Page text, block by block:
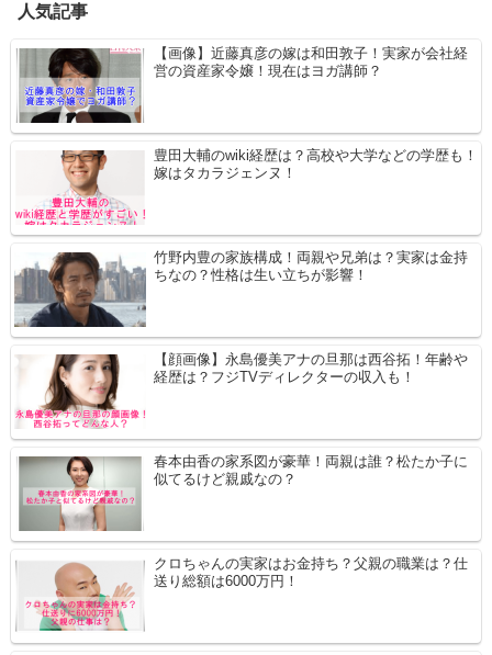
人気記事
【画像】近藤真彦の嫁は和田敦子！実家が会社経
営の資産家令嬢！現在はヨガ講師？
豊田大輔のwiki経歴は？高校や大学などの学歴も！
嫁はタカラジェンヌ！
竹野内豊の家族構成！両親や兄弟は？実家は金持
ちなの？性格は生い立ちが影響！
【顔画像】永島優美アナの旦那は西谷拓！年齢や
経歴は？フジTVディレクターの収入も！
春本由香の家系図が豪華！両親は誰？松たか子に
似てるけど親戚なの？
クロちゃんの実家はお金持ち？父親の職業は？仕
送り総額は6000万円！